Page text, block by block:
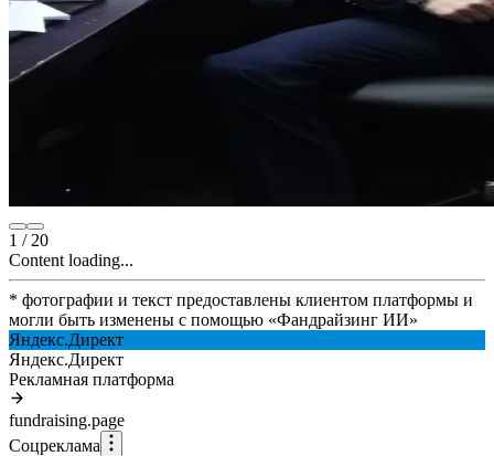
1 / 20
Content loading...
* фотографии и текст предоставлены клиентом платформы и
могли быть изменены с помощью «Фандрайзинг ИИ»
Яндекс.Директ
Яндекс.Директ
Рекламная платформа
fundraising.page
Соцреклама